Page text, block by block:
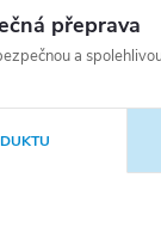
přeprava
a